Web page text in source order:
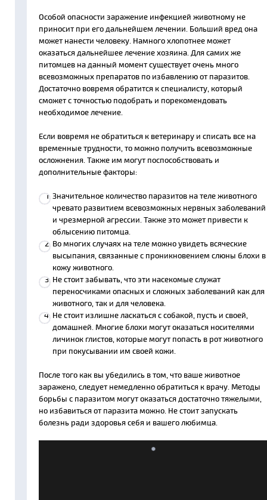
Особой опасности заражение инфекцией животному не
приносит при его дальнейшем лечении. Больший вред она
может нанести человеку. Намного хлопотнее может
оказаться дальнейшее лечение хозяина. Для самих же
питомцев на данный момент существует очень много
всевозможных препаратов по избавлению от паразитов.
Достаточно вовремя обратится к специалисту, который
сможет с точностью подобрать и порекомендовать
необходимое лечение.
Если вовремя не обратиться к ветеринару и списать все на
временные трудности, то можно получить всевозможные
осложнения. Также им могут поспособствовать и
дополнительные факторы:
Значительное количество паразитов на теле животного
чревато развитием всевозможных нервных заболеваний
и чрезмерной агрессии. Также это может привести к
облысению питомца.
Во многих случаях на теле можно увидеть всяческие
высыпания, связанные с проникновением слюны блохи в
кожу животного.
Не стоит забывать, что эти насекомые служат
переносчиками опасных и сложных заболеваний как для
животного, так и для человека.
Не стоит излишне ласкаться с собакой, пусть и своей,
домашней. Многие блохи могут оказаться носителями
личинок глистов, которые могут попасть в рот животного
при покусывании им своей кожи.
После того как вы убедились в том, что ваше животное
заражено, следует немедленно обратиться к врачу. Методы
борьбы с паразитом могут оказаться достаточно тяжелыми,
но избавиться от паразита можно. Не стоит запускать
болезнь ради здоровья себя и вашего любимца.